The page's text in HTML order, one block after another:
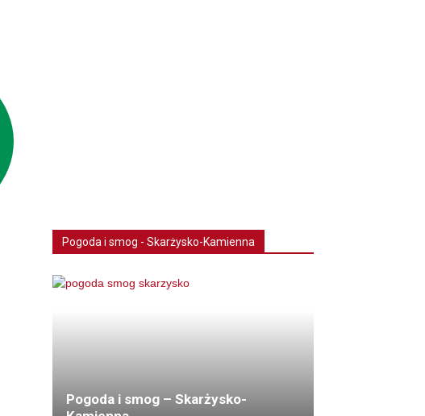
Pogoda i smog - Skarżysko-Kamienna
Pogoda i smog – Skarżysko-